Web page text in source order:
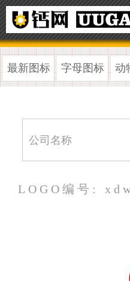
最新图标 字母图标 动
LOGO编号: